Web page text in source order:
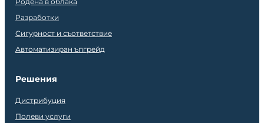
Разработки
Сигурност и съответствие
Автоматизиран ъпгрейд
Решения
Дистрибуция
Полеви услуги